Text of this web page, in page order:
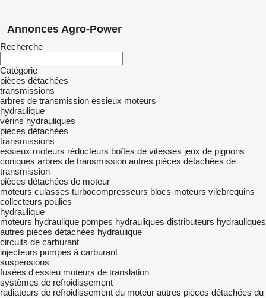
Annonces Agro-Power
Recherche
Catégorie
pièces détachées
transmissions
arbres de transmission essieux moteurs
hydraulique
vérins hydrauliques
pièces détachées
transmissions
essieux moteurs réducteurs boîtes de vitesses jeux de pignons
coniques arbres de transmission autres pièces détachées de
transmission
pièces détachées de moteur
moteurs culasses turbocompresseurs blocs-moteurs vilebrequins
collecteurs poulies
hydraulique
moteurs hydraulique pompes hydrauliques distributeurs hydrauliques
autres pièces détachées hydraulique
circuits de carburant
injecteurs pompes à carburant
suspensions
fusées d'essieu moteurs de translation
systèmes de refroidissement
radiateurs de refroidissement du moteur autres pièces détachées du